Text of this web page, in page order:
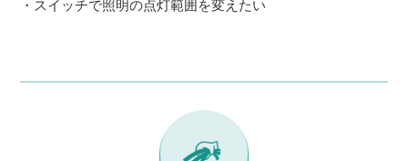
・スイッチで照明の点灯範囲を変えたい